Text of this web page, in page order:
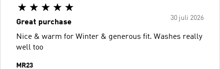
30 juli 2026
Great purchase
Nice & warm for Winter & generous fit. Washes really
well too
MR23